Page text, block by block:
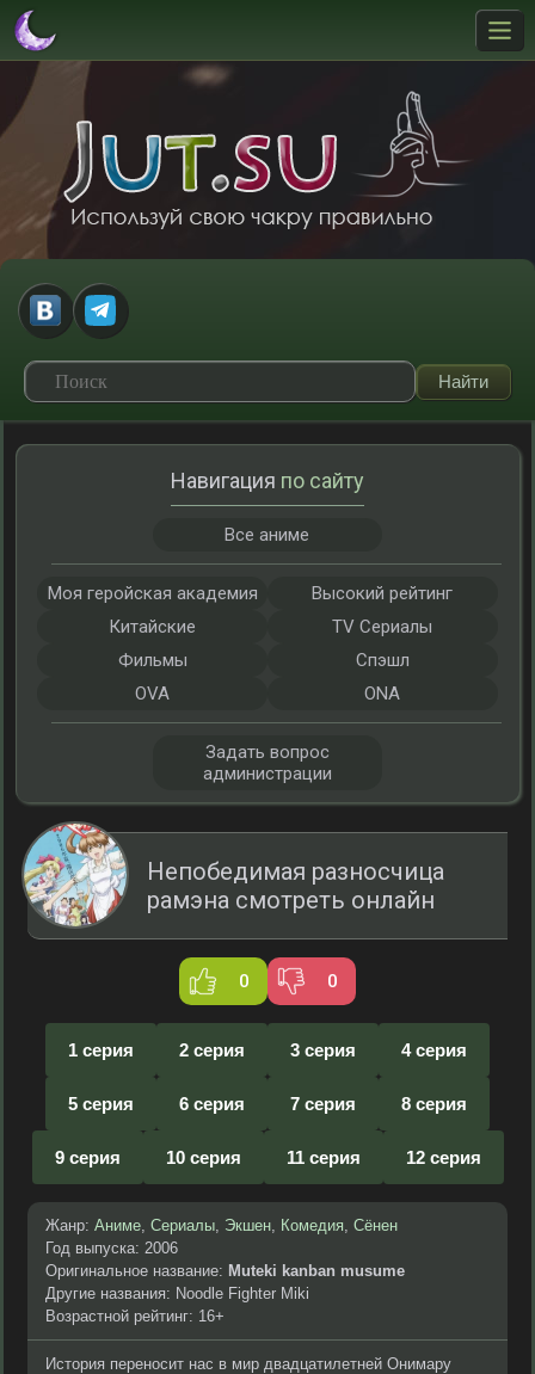
Непобедимая разносчица
рамэна смотреть онлайн
0 0
1 серия 2 серия 3 серия 4 серия
5 серия 6 серия 7 серия 8 серия
9 серия 10 серия 11 серия 12 серия
Жанр: Аниме, Сериалы, Экшен, Комедия, Сёнен
Год выпуска: 2006
Оригинальное название: Muteki kanban musume
Другие названия: Noodle Fighter Miki
Возрастной рейтинг: 16+
История переносит нас в мир двадцатилетней Онимару
Навигация по сайту
Все аниме
Моя геройская академия
Высокий рейтинг
Китайские
TV Сериалы
Фильмы
Спэшл
OVA
ONA
Задать вопрос
администрации